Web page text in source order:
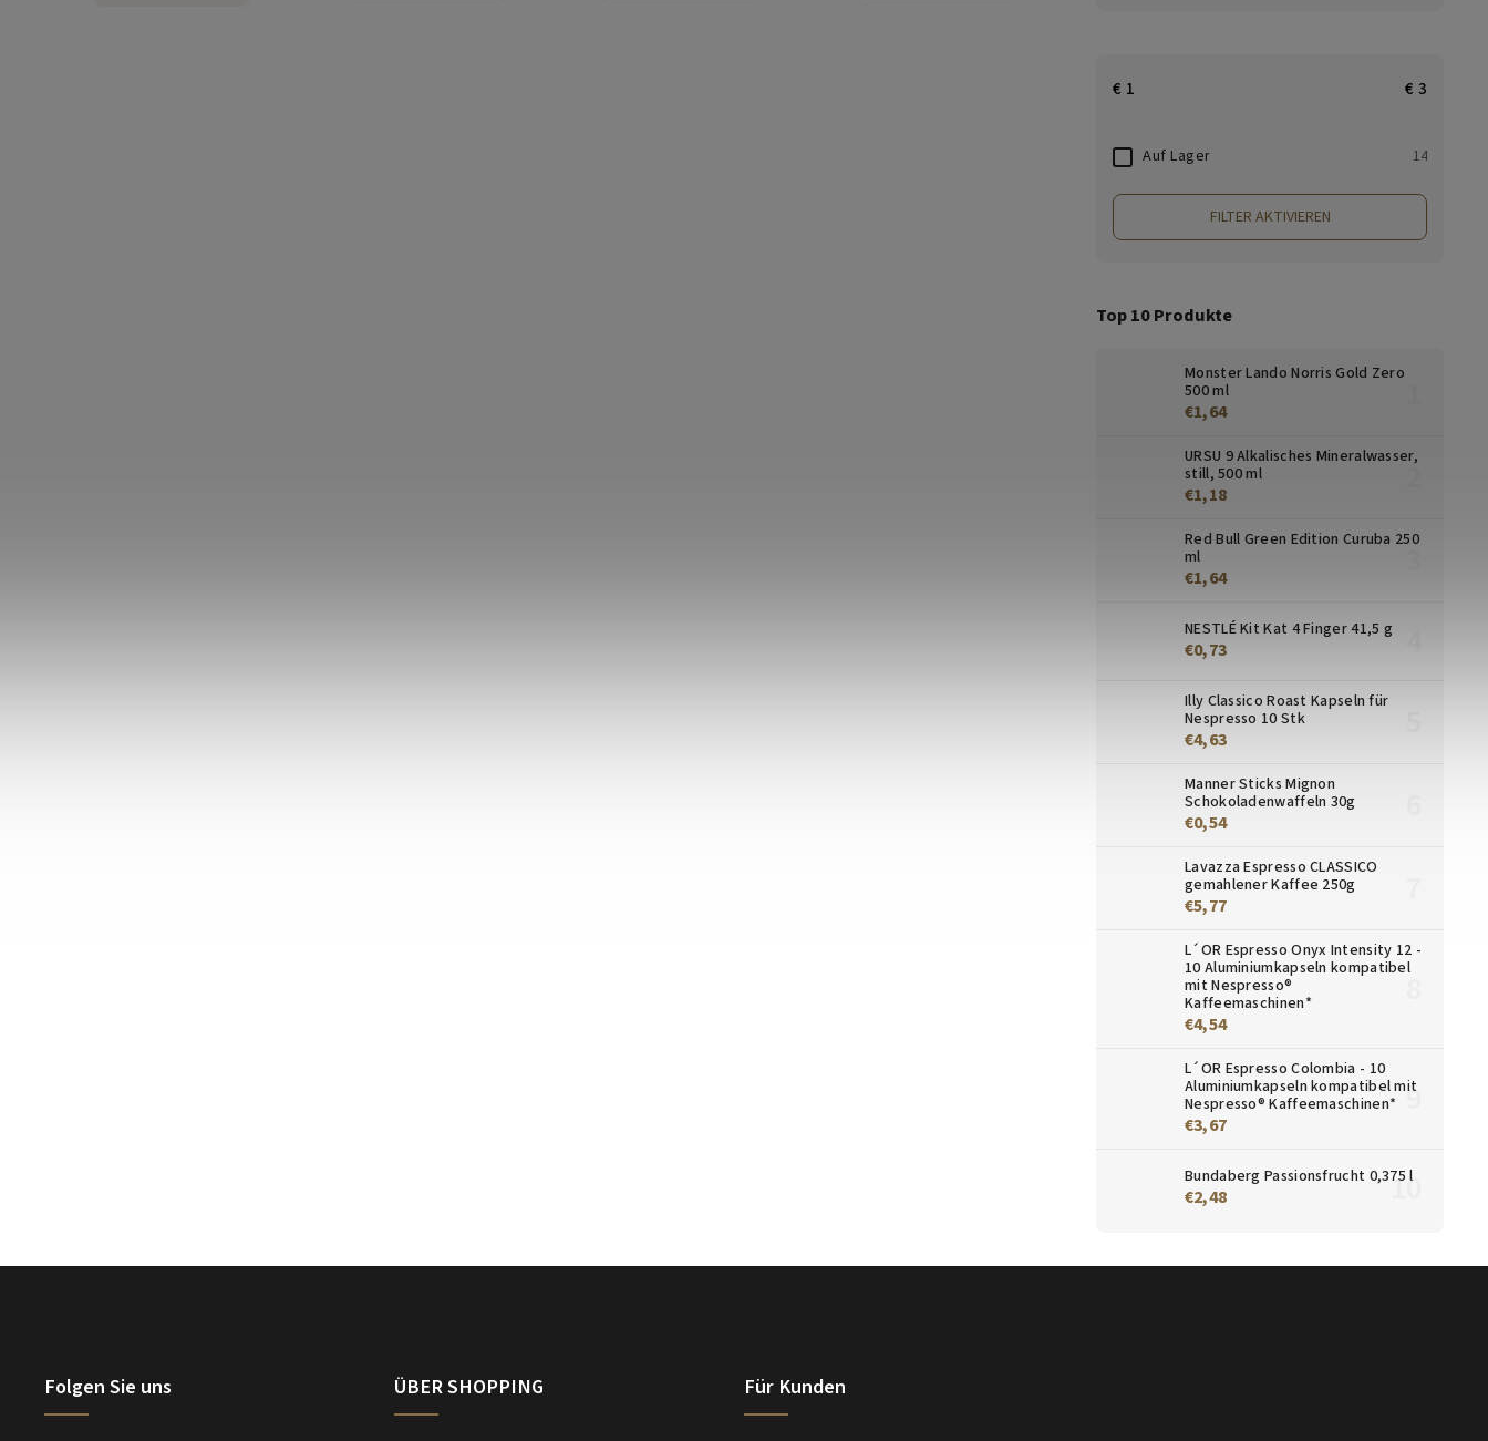
€ 1 € 3
Auf Lager 14
FILTER AKTIVIEREN
Top 10 Produkte
Monster Lando Norris Gold Zero
500 ml
€1,64
URSU 9 Alkalisches Mineralwasser,
still, 500 ml
€1,18
Red Bull Green Edition Curuba 250
ml
€1,64
NESTLÉ Kit Kat 4 Finger 41,5 g
€0,73
Illy Classico Roast Kapseln für
Nespresso 10 Stk
€4,63
Manner Sticks Mignon
Schokoladenwaffeln 30g
€0,54
Lavazza Espresso CLASSICO
gemahlener Kaffee 250g
€5,77
L´OR Espresso Onyx Intensity 12 -
10 Aluminiumkapseln kompatibel
mit Nespresso®
Kaffeemaschinen*
€4,54
L´OR Espresso Colombia - 10
Aluminiumkapseln kompatibel mit
Nespresso® Kaffeemaschinen*
€3,67
Bundaberg Passionsfrucht 0,375 l
€2,48
Folgen Sie uns ÜBER SHOPPING Für Kunden